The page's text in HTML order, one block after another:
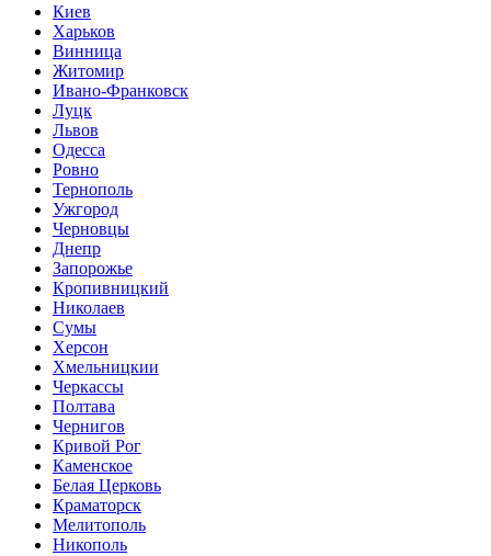
Киев
Харьков
Винница
Житомир
Ивано-Франковск
Луцк
Львов
Одесса
Ровно
Тернополь
Ужгород
Черновцы
Днепр
Запорожье
Кропивницкий
Николаев
Сумы
Херсон
Хмельницкии
Черкассы
Полтава
Чернигов
Кривой Рог
Каменское
Белая Церковь
Краматорск
Мелитополь
Никополь